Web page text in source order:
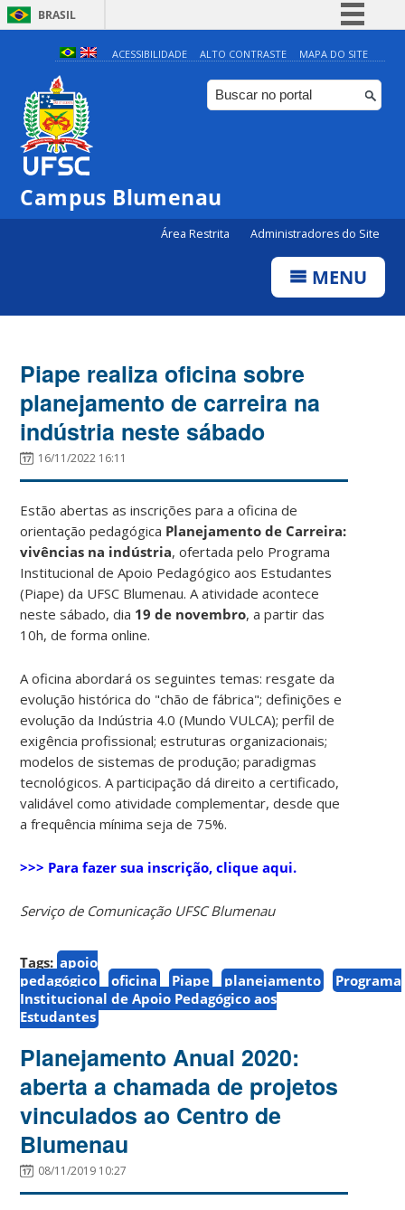
BRASIL
Simplifique!
Comunica BR
Participe
ACESSIBILIDADE ALTO CONTRASTE MAPA DO SITE
Campus Blumenau
Área Restrita Administradores do Site
MENU
Piape realiza oficina sobre
planejamento de carreira na
indústria neste sábado
16/11/2022 16:11
Estão abertas as inscrições para a oficina de
orientação pedagógica Planejamento de Carreira:
vivências na indústria, ofertada pelo Programa
Institucional de Apoio Pedagógico aos Estudantes
(Piape) da UFSC Blumenau. A atividade acontece
neste sábado, dia 19 de novembro, a partir das
10h, de forma online.
A oficina abordará os seguintes temas: resgate da
evolução histórica do "chão de fábrica"; definições e
evolução da Indústria 4.0 (Mundo VULCA); perfil de
exigência profissional; estruturas organizacionais;
modelos de sistemas de produção; paradigmas
tecnológicos. A participação dá direito a certificado,
validável como atividade complementar, desde que
a frequência mínima seja de 75%.
>>> Para fazer sua inscrição, clique aqui.
Serviço de Comunicação UFSC Blumenau
Tags: apoio
pedagógico
oficina Piape planejamento
Programa
Institucional de Apoio Pedagógico aos
Estudantes
Planejamento Anual 2020:
aberta a chamada de projetos
vinculados ao Centro de
Blumenau
08/11/2019 10:27